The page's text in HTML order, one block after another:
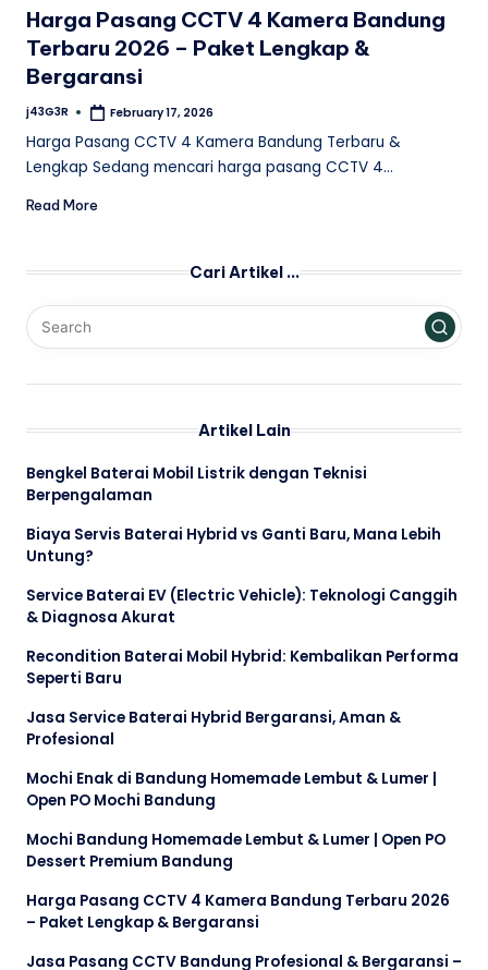
Harga Pasang CCTV 4 Kamera Bandung
Terbaru 2026 – Paket Lengkap &
Bergaransi
Posted
j43G3R February 17, 2026
Harga Pasang CCTV 4 Kamera Bandung Terbaru &
Lengkap Sedang mencari harga pasang CCTV 4…
Read More
Cari Artikel …
Artikel Lain
Bengkel Baterai Mobil Listrik dengan Teknisi
Berpengalaman
Biaya Servis Baterai Hybrid vs Ganti Baru, Mana Lebih
Untung?
Service Baterai EV (Electric Vehicle): Teknologi Canggih
& Diagnosa Akurat
Recondition Baterai Mobil Hybrid: Kembalikan Performa
Seperti Baru
Jasa Service Baterai Hybrid Bergaransi, Aman &
Profesional
Mochi Enak di Bandung Homemade Lembut & Lumer |
Open PO Mochi Bandung
Mochi Bandung Homemade Lembut & Lumer | Open PO
Dessert Premium Bandung
Harga Pasang CCTV 4 Kamera Bandung Terbaru 2026
– Paket Lengkap & Bergaransi
Jasa Pasang CCTV Bandung Profesional & Bergaransi –